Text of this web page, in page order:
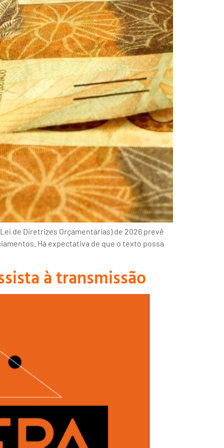
de Diretrizes Orçamentárias) de 2026 prevê
Há expectativa de que o texto possa
à transmissão